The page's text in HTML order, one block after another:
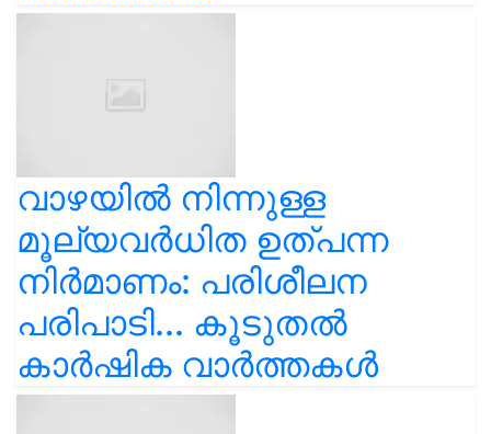
വാഴയിൽ നിന്നുള്ള
മൂല്യവർധിത ഉത്പന്ന
നിർമാണം: പരിശീലന
പരിപാടി... കൂടുതൽ
കാർഷിക വാർത്തകൾ